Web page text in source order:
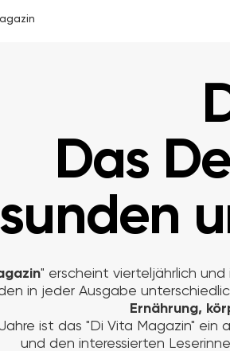
Das
" erscheint vierteljährlich
in jeder Ausgabe
Ernährung,
ist das "Di Vita Magazin"
und den interessierten